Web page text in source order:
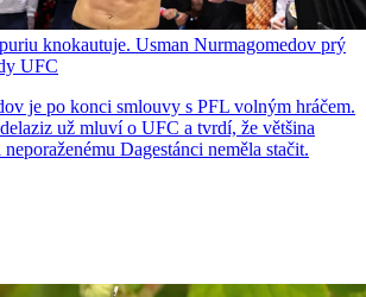
knokautuje. Usman Nurmagomedov prý
UFC
je po konci smlouvy s PFL volným hráčem.
už mluví o UFC a tvrdí, že většina
Dagestánci neměla stačit.